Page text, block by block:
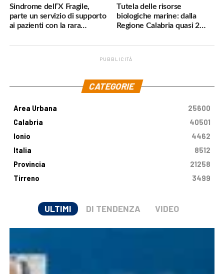
Sindrome dell’X Fragile,
parte un servizio di supporto
ai pazienti con la rara
Tutela delle risorse
biologiche marine: dalla
Regione Calabria quasi 2
PUBBLICITÀ
CATEGORIE
Area Urbana
25600
Calabria
40501
Ionio
4462
Italia
8512
Provincia
21258
Tirreno
3499
ULTIMI DI TENDENZA VIDEO